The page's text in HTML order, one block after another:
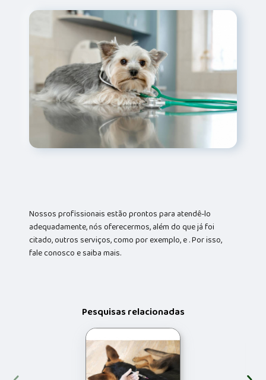
Nossos profissionais estão prontos para atendê-lo
adequadamente, nós oferecermos, além do que já foi
citado, outros serviços, como por exemplo, e . Por isso,
fale conosco e saiba mais.
Pesquisas relacionadas